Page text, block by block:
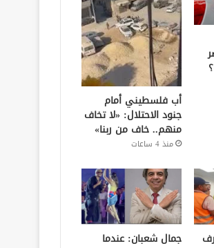
أب فلسطيني أمام
جنود الاحتلال: «لا تخاف
منهم.. خاف من ربنا»
منذ 4 ساعات
جمال شعبان: عندما